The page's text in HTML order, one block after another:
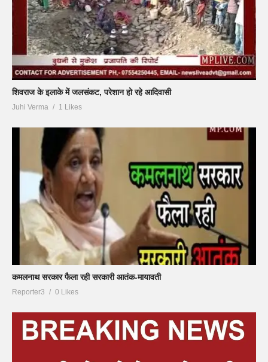
शिवराज के इलाके में जलसंकट, परेशान हो रहे आदिवासी
Juhi Verma 1 Likes
कमलनाथ सरकार फैला रही सरकारी आतंक-मायावती
Reporter3 0 Likes